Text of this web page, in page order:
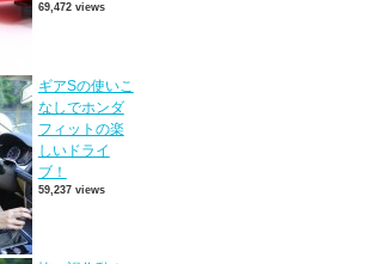
69,472 views
ギアSの使いこ
なしでホンダ
フィットの楽
しいドライ
ブ！
59,237 views